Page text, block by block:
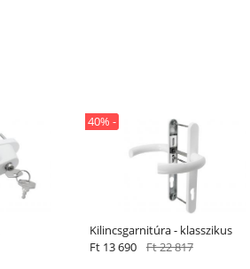
Kilincsgarnitúra - klasszikus
40% -
Ft 13 690 Ft 22 817